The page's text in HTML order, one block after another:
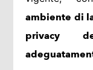
ambiente di
privacy